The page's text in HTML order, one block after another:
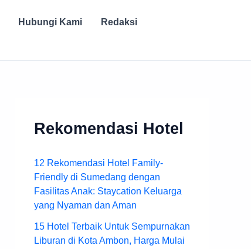
Hubungi Kami
Redaksi
Rekomendasi Hotel
12 Rekomendasi Hotel Family-
Friendly di Sumedang dengan
Fasilitas Anak: Staycation Keluarga
yang Nyaman dan Aman
15 Hotel Terbaik Untuk Sempurnakan
Liburan di Kota Ambon, Harga Mulai